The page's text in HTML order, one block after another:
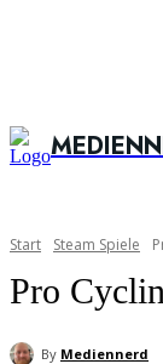
Start Steam Spiele
Pro
By Mediennerd